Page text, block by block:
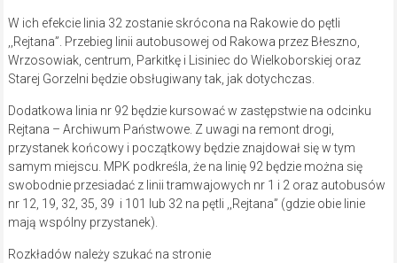
W ich efekcie linia 32 zostanie skrócona na Rakowie do pętli
,,Rejtana”. Przebieg linii autobusowej od Rakowa przez Błeszno,
Wrzosowiak, centrum, Parkitkę i Lisiniec do Wielkoborskiej oraz
Starej Gorzelni będzie obsługiwany tak, jak dotychczas.
Dodatkowa linia nr 92 będzie kursować w zastępstwie na odcinku
Rejtana – Archiwum Państwowe. Z uwagi na remont drogi,
przystanek końcowy i początkowy będzie znajdował się w tym
samym miejscu. MPK podkreśla, że na linię 92 będzie można się
swobodnie przesiadać z linii tramwajowych nr 1 i 2 oraz autobusów
nr 12, 19, 32, 35, 39 i 101 lub 32 na pętli ,,Rejtana” (gdzie obie linie
mają wspólny przystanek).
Rozkładów należy szukać na stronie